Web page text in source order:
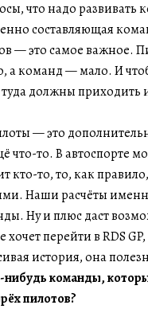
что надо развивать
составляющая
— это самое важное.
а команд — мало. И
туда должны приходить
— это
что-то. В автоспорте
кто-то, то, как
Наши расчёты
Ну и плюс даст
хочет перейти в RDS
история, она
нибудь команды,
пилотов?